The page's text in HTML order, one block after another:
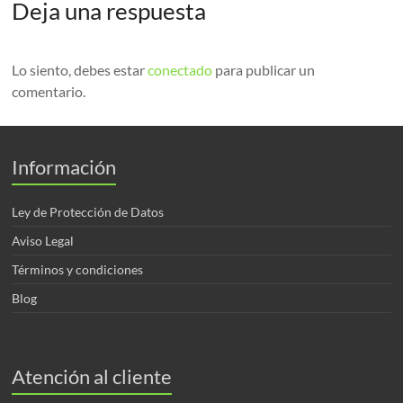
Deja una respuesta
Lo siento, debes estarconectado para publicar un
comentario.
Información
Ley de Protección de Datos
Aviso Legal
Términos y condiciones
Blog
Atención al cliente